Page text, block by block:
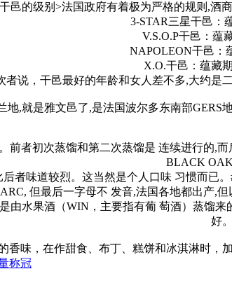
邑的级别>法国政府有着极为严格的规则,酒
3-STAR三星干邑：
V.S.O.P干邑：蕴
NAPOLEON干邑：
X.O.干邑：蕴藏
者说，干邑最好的年龄和女人差不多,大约
,就是雅文邑了,是法国波尔多东南部
前者初次蒸馏和第二次蒸馏是 连续进行的,
BLACK
者味道较烈。这当然是个人口味 习惯而已
但最后一字母不 发音,法国各地都出产,
由水果酒（WIN，主要指有葡 萄酒）蒸馏
好。
香味，在作甜食、布丁、糕饼和冰淇淋时，
称冠